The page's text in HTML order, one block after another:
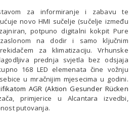
za informiranje i zabavu te
novo HMI sučelje (sučelje između
potpuno digitalni kokpit Pure
na dodir i samo ključnim
za klimatizaciju. Vrhunske
prednja svjetla bez odsjaja
168 LED elemenata čine vožnju
u mračnijim mjesecima u godini.
AGR (Aktion Gesunder Rücken
primjerice u Alcantara izvedbi,
putovanja.